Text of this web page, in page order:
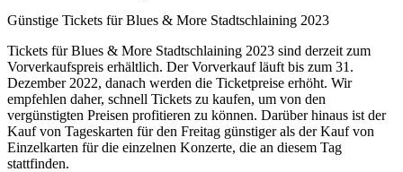
Günstige Tickets für Blues & More Stadtschlaining 2023
Tickets für Blues & More Stadtschlaining 2023 sind derzeit zum
Vorverkaufspreis erhältlich. Der Vorverkauf läuft bis zum 31.
Dezember 2022, danach werden die Ticketpreise erhöht. Wir
empfehlen daher, schnell Tickets zu kaufen, um von den
vergünstigten Preisen profitieren zu können. Darüber hinaus ist der
Kauf von Tageskarten für den Freitag günstiger als der Kauf von
Einzelkarten für die einzelnen Konzerte, die an diesem Tag
stattfinden.